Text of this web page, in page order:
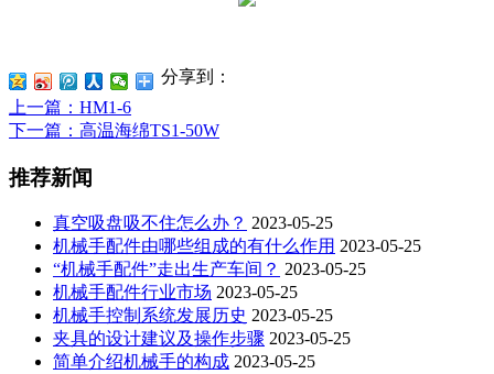
分享到：
上一篇 ：HM1-6
下一篇 ：高温海绵TS1-50W
推荐新闻
真空吸盘吸不住怎么办？ 2023-05-25
机械手配件由哪些组成的有什么作用 2023-05-25
“机械手配件”走出生产车间？ 2023-05-25
机械手配件行业市场 2023-05-25
机械手控制系统发展历史 2023-05-25
夹具的设计建议及操作步骤 2023-05-25
简单介绍机械手的构成 2023-05-25